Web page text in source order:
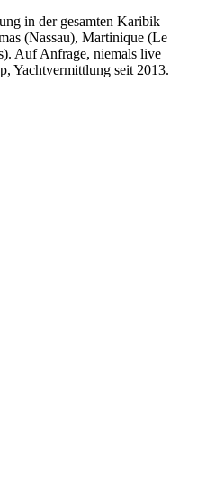
in der gesamten Karibik —
(Nassau), Martinique (Le
Auf Anfrage, niemals live
Yachtvermittlung seit 2013.